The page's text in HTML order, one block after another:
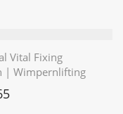
Vital Fixing
| Wimpernlifting